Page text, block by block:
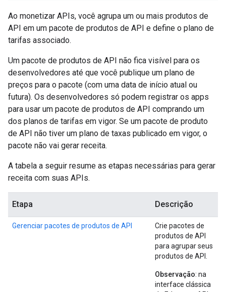
Ao monetizar APIs, você agrupa um ou mais produtos de
API em um pacote de produtos de API e define o plano de
tarifas associado.
Um pacote de produtos de API não fica visível para os
desenvolvedores até que você publique um plano de
preços para o pacote (com uma data de início atual ou
futura). Os desenvolvedores só podem registrar os apps
para usar um pacote de produtos de API comprando um
dos planos de tarifas em vigor. Se um pacote de produto
de API não tiver um plano de taxas publicado em vigor, o
pacote não vai gerar receita.
A tabela a seguir resume as etapas necessárias para gerar
receita com suas APIs.
Etapa Descrição
Gerenciar pacotes de produtos de API
Crie pacotes de
produtos de API
para agrupar seus
produtos de API.
Observação: na
interface clássica